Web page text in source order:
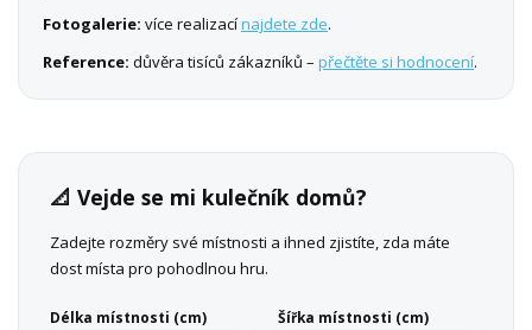
Fotogalerie: více realizacínajdete zde.
Reference: důvěra tisíců zákazníků – přečtěte si hodnocení.
📐 Vejde se mi kulečník domů?
Zadejte rozměry své místnosti a ihned zjistíte, zda máte
dost místa pro pohodlnou hru.
Délka místnosti (cm) Šířka místnosti (cm)